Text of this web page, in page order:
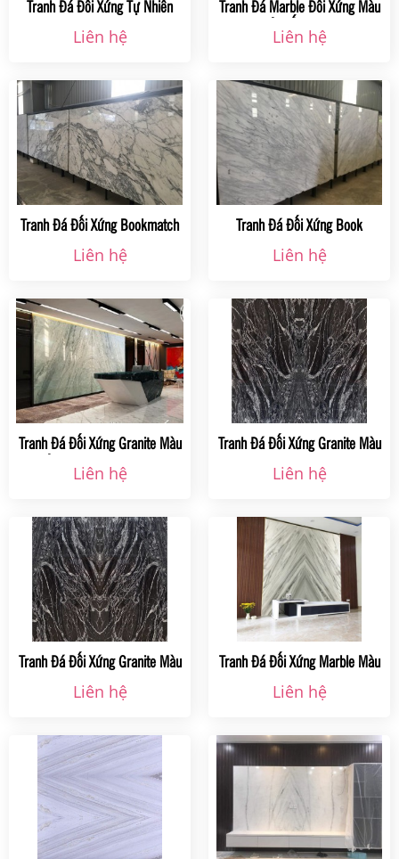
Tranh Đá Đối Xứng Tự Nhiên
Marble Book Match Ms 0085
Liên hệ
Tranh Đá Marble Đối Xứng Màu
Trắng Ốp Tường
Liên hệ
Tranh Đá Đối Xứng Bookmatch
Tự Nhiên
Liên hệ
Tranh Đá Đối Xứng Book
Matched Marble Ms 0024
Liên hệ
Tranh Đá Đối Xứng Granite Màu
Trắng Ms 001 Tại Hà Nội
Liên hệ
Tranh Đá Đối Xứng Granite Màu
Đen Black Forlest Ms 001
Liên hệ
Tranh Đá Đối Xứng Granite Màu
Đen Ms 001
Liên hệ
Tranh Đá Đối Xứng Marble Màu
Kem Ms 010 Tại Hà Nội
Liên hệ